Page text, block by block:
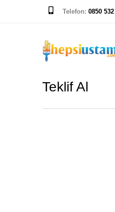
Telefon: 0850
Teklif Al